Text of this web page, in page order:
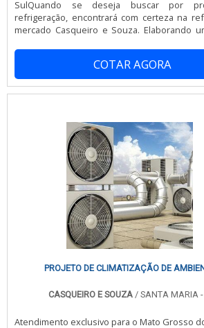
Realtruck é inovadora quando tratamos do
refrigeração para transporte. O objetivo é
o que há de melhor para fidelizar os clientes.
formada por colaboradores treinados que
contato para melhor
INTERESSANTES SOBRE A
Realtruck tem o que há de melhor
refrigeração para van com ótima
assertividade.Se diferenciando
segmento, a empresa consegue também
um atendimento cuidadoso e que busca a
cliente. A Realtruck é uma empresa que
diferença no mercado por toda seriedade e
que fecha todo o ciclo de entrega com
seus parceiros..
SulQuando se deseja buscar por
refrigeração, encontrará com certeza na
mercado Casqueiro e Souza. Elaborando
a melhor referência em qualidade.
por projetos de refrigeração, com a Casqueiro
possível obter assertividade com
especializada.UM POUCO MAIS SOBRE
atuação. A Casqueiro e Souza foca sua
aos parceiros uma estrutura com:
qualidade; Projetos bem estruturados;
benefício.Ainda tratando-se de projetos de
mais do que visar apenas lucratividade,
produtos e serviços que tenham ótima
assertividade, características simples, mas
o comprometimento da empresa com seus
tudo é a razão pela qual a Casqueiro
comprometida com os serviços quando
cozinhas industriais. O foco é oferecer tudo
cliente.A EMPRESA GARANTE DE QUALIDADE
disposição quando se procura soluções
COTAR AGORA
PROJETO DE CLIMATIZAÇÃO DE
CASQUEIRO E SOUZA / SANTA MARIA -
Atendimento exclusivo para o Mato Grosso